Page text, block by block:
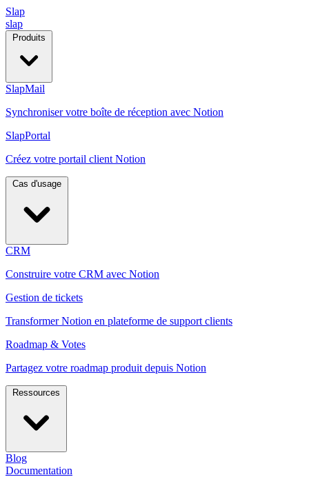
Slap
slap
Produits
SlapMail
Synchroniser votre boîte de réception avec Notion
SlapPortal
Créez votre portail client Notion
Cas d'usage
CRM
Construire votre CRM avec Notion
Gestion de tickets
Transformer Notion en plateforme de support clients
Roadmap & Votes
Partagez votre roadmap produit depuis Notion
Ressources
Blog
Documentation